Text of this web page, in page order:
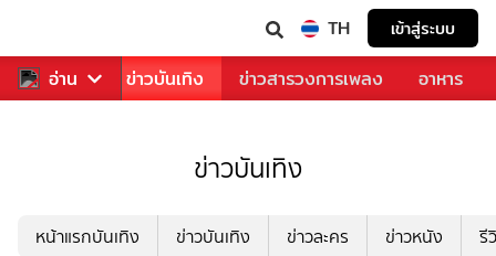
TH เข้าสู่ระบบ
อ่าน
ฬา ข่าว ข่าวบันเทิง ข่าวสารวงการเพลง อาหาร
ข่าวบันเทิง
หน้าแรกบันเทิง ข่าวบันเทิง ข่าวละคร ข่าวหนัง รี